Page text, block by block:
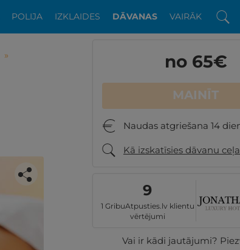
POLIJA IZKLAIDES DĀVANAS VAIRĀK
»
no 65€
MAINĪT
Naudas atgriešana 14
Kā izskatīsies dāvanu
9
1 GribuAtpusties.lv klientu
vērtējumi
Vai ir kādi jautājumi?